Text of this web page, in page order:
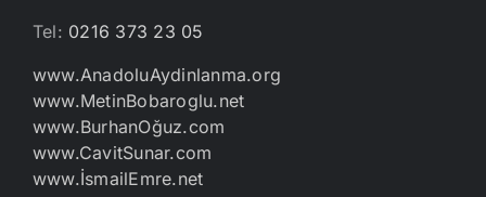
Tel: 0216 373 23 05
www.AnadoluAydinlanma.org
www.MetinBobaroglu.net
www.BurhanOğuz.com
www.CavitSunar.com
www.İsmailEmre.net